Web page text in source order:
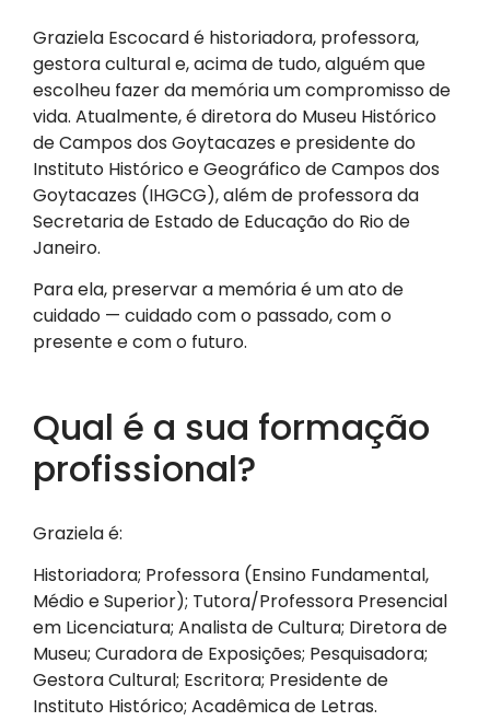
Graziela Escocard é historiadora, professora,
gestora cultural e, acima de tudo, alguém que
escolheu fazer da memória um compromisso de
vida. Atualmente, é diretora do Museu Histórico
de Campos dos Goytacazes e presidente do
Instituto Histórico e Geográfico de Campos dos
Goytacazes (IHGCG), além de professora da
Secretaria de Estado de Educação do Rio de
Janeiro.
Para ela, preservar a memória é um ato de
cuidado — cuidado com o passado, com o
presente e com o futuro.
Qual é a sua formação
profissional?
Graziela é:
Historiadora; Professora (Ensino Fundamental,
Médio e Superior); Tutora/Professora Presencial
em Licenciatura; Analista de Cultura; Diretora de
Museu; Curadora de Exposições; Pesquisadora;
Gestora Cultural; Escritora; Presidente de
Instituto Histórico; Acadêmica de Letras.